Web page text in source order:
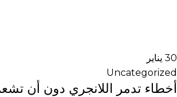
30 يناير
Uncategorized
أخطاء تدمر اللانجري دون أن